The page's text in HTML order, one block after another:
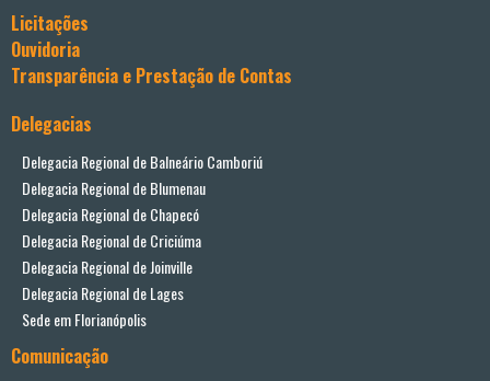
Licitações
Ouvidoria
Transparência e Prestação de Contas
Delegacias
Delegacia Regional de Balneário Camboriú
Delegacia Regional de Blumenau
Delegacia Regional de Chapecó
Delegacia Regional de Criciúma
Delegacia Regional de Joinville
Delegacia Regional de Lages
Sede em Florianópolis
Comunicação